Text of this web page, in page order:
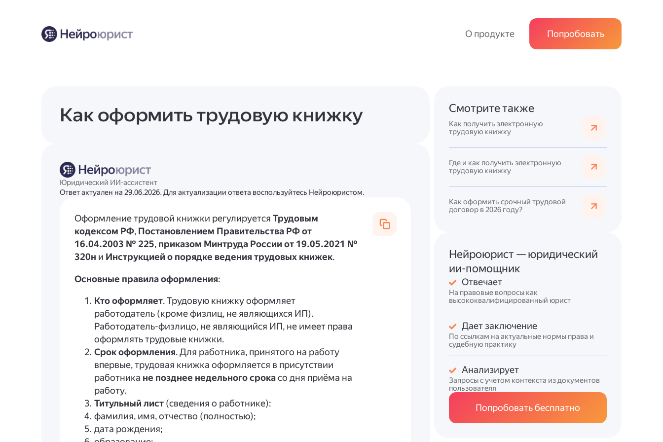
О продукте Попробовать
Как оформить трудовую книжку
Юридический ИИ-ассистент
Ответ актуален на 29.06.2026. Для актуализации ответа воспользуйтесь Нейроюристом.
Оформление трудовой книжки регулируетсяТрудовым
кодексом РФ, Постановлением Правительства РФ от
16.04.2003 № 225, приказом Минтруда России от 19.05.2021 №
320н и Инструкцией о порядке ведения трудовых книжек.
Основные правила оформления:
Кто оформляет. Трудовую книжку оформляет
работодатель (кроме физлиц, не являющихся ИП).
Работодатель-физлицо, не являющийся ИП, не имеет права
оформлять трудовые книжки.
Срок оформления. Для работника, принятого на работу
впервые, трудовая книжка оформляется в присутствии
работника не позднее недельного срокасо дня приёма на
работу.
Титульный лист (сведения о работнике):
фамилия, имя, отчество (полностью);
дата рождения;
Смотрите также
Как получить электронную
трудовую книжку
Где и как получить электронную
трудовую книжку
Как оформить срочный трудовой
договор в 2026 году?
Нейроюрист — юридический
ии-помощник
Отвечает
На правовые вопросы как
высококвалифицированный юрист
Дает заключение
По ссылкам на актуальные нормы права и
судебную практику
Анализирует
Запросы с учетом контекста из документов
пользователя
Попробовать бесплатно